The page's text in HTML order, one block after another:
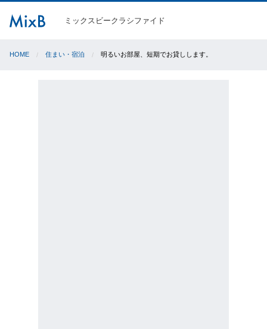
ミックスビークラシファイド
HOME 住まい・宿泊 明るいお部屋、短期でお貸しします。